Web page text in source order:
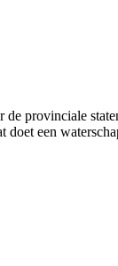
provinciale
een